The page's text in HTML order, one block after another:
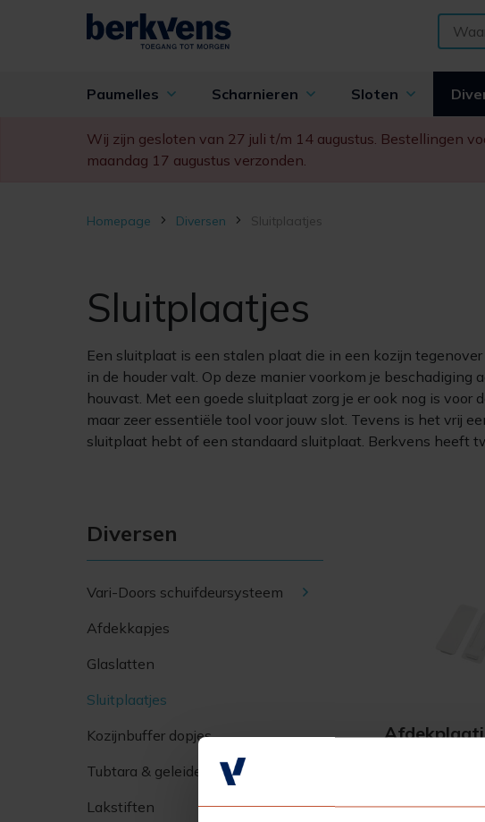
Paumelles Scharnieren Sloten
Wij zijn gesloten van 27 juli t/m 14 augustus. Bestellingen
maandag 17 augustus verzonden.
Homepage Diversen Sluitplaatjes
Sluitplaatjes
Een sluitplaat is een stalen plaat die in een kozijn
in de houder valt. Op deze manier voorkom je
houvast. Met een goede sluitplaat zorg je er ook nog is
maar zeer essentiële tool voor jouw slot. Tevens is het vrij
sluitplaat hebt of een standaard sluitplaat. Berkvens heeft
Diversen
Vari-Doors schuifdeursysteem
Afdekkapjes
Glaslatten
Sluitplaatjes
Kozijnbuffer dopjes
Tubtara & geleidebus
Lakstiften